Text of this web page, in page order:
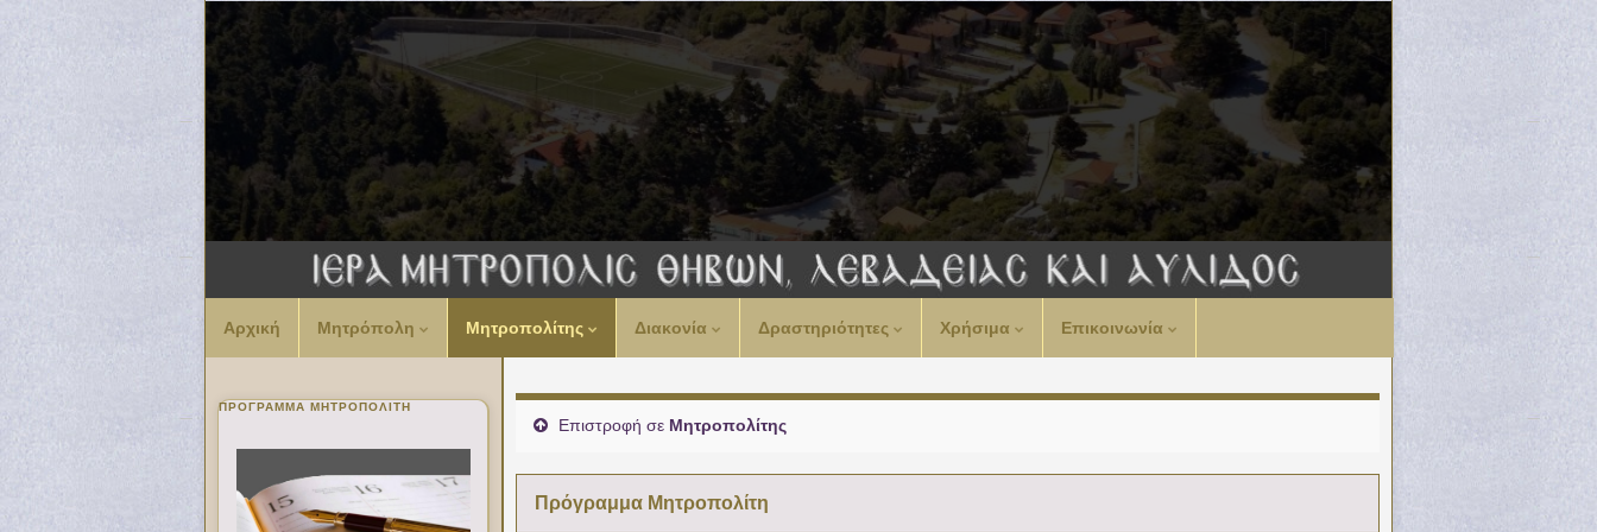
Αρχική Μητρόπολη Μητροπολίτης Διακονία Δραστηριότητες Χρήσιμα Επικοινωνία
Επιστροφή σε Μητροπολίτης
Πρόγραμμα Μητροπολίτη
00:00
02:00
ΠΡΌΓΡΑΜΜΑ ΜΗΤΡΟΠΟΛΊΤΗ